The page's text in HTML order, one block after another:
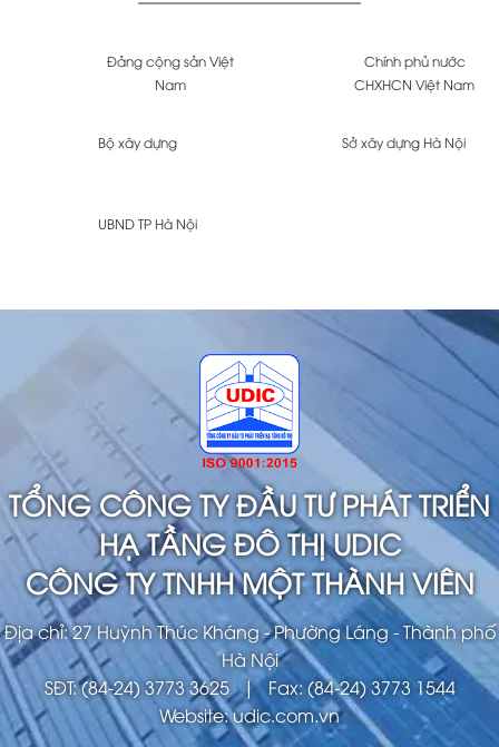
Đảng cộng sản Việt
Nam
Chính phủ nước
CHXHCN Việt Nam
Bộ xây dựng Sở xây dựng Hà Nội
UBND TP Hà Nội
TỔNG CÔNG TY ĐẦU TƯ PHÁT TRIỂN
HẠ TẦNG ĐÔ THỊ UDIC
CÔNG TY TNHH MỘT THÀNH VIÊN
Địa chỉ: 27 Huỳnh Thúc Kháng - Phường Láng - Thành phố
Hà Nội
SĐT: (84-24) 3773 3625 | Fax: (84-24) 3773 1544
Website: udic.com.vn